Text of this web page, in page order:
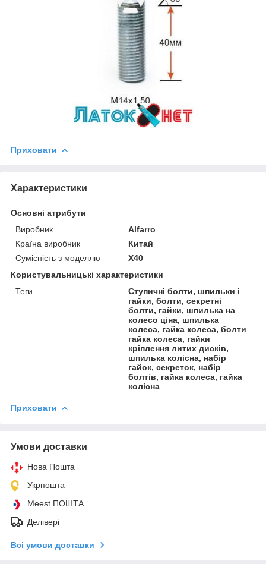
Приховати
Характеристики
Основні атрибути
Виробник
Alfarro
Країна виробник
Китай
Сумісність з моделлю
X40
Користувальницькі характеристики
Теги
Ступичні болти, шпильки і
гайки, болти, секретні
болти, гайки, шпилька на
колесо ціна, шпилька
колеса, гайка колеса, болти
гайка колеса, гайки
кріплення литих дисків,
шпилька колісна, набір
гайок, секреток, набір
болтів, гайка колеса, гайка
колісна
Приховати
Умови доставки
Нова Пошта
Укрпошта
Meest ПОШТА
Делівері
Всі умови доставки